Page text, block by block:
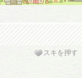
スキを押す